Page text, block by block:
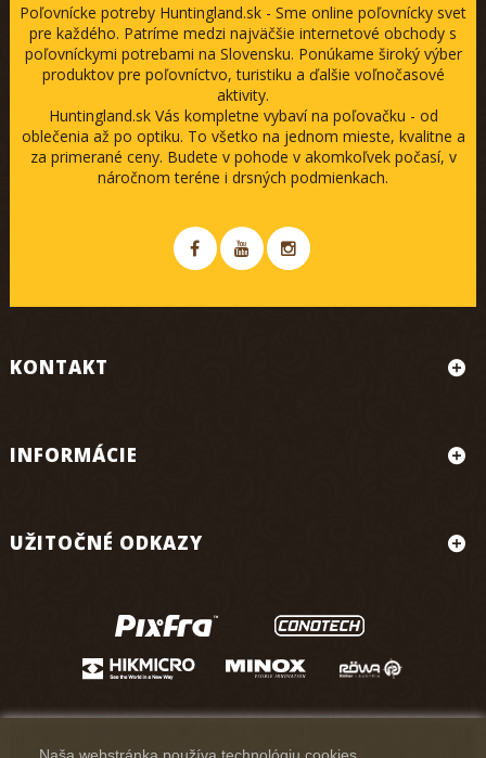
Poľovnícke potreby Huntingland.sk - Sme online poľovnícky svet
pre každého. Patríme medzi najväčšie internetové obchody s
poľovníckymi potrebami na Slovensku. Ponúkame široký výber
produktov pre poľovníctvo, turistiku a ďalšie voľnočasové
aktivity.
Huntingland.sk Vás kompletne vybaví na poľovačku - od
oblečenia až po optiku. To všetko na jednom mieste, kvalitne a
za primerané ceny. Budete v pohode v akomkoľvek počasí, v
náročnom teréne i drsných podmienkach.
KONTAKT
INFORMÁCIE
UŽITOČNÉ ODKAZY